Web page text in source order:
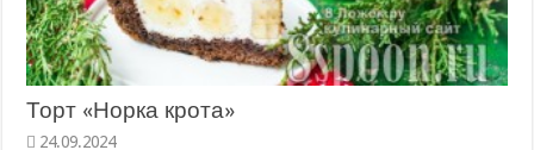
Торт «Норка крота»